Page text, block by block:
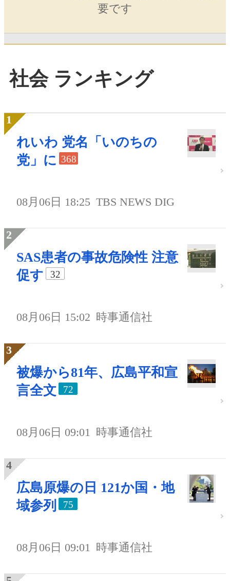
要です
社会 ランキング
れいわ 党名「いのちの
党」に 368
08月06日 18:25 TBS NEWS DIG
SAS患者の事故危険性 注意
促す
32
08月06日 15:02 時事通信社
被爆から81年、広島平和宣
言全文
72
08月06日 09:01 時事通信社
広島原爆の日 121か国・地
域参列
75
08月06日 09:01 時事通信社